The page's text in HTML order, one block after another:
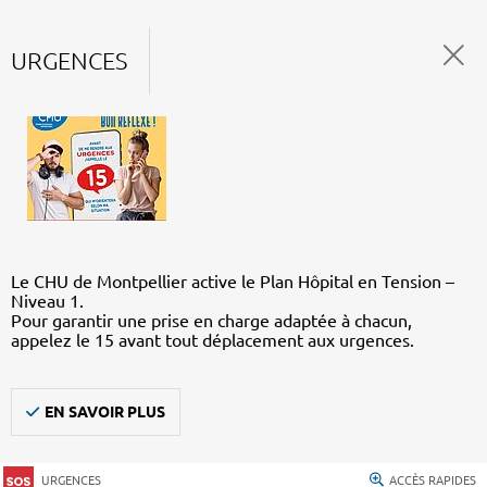
URGENCES
Le CHU de Montpellier active le Plan Hôpital en Tension –
Niveau 1.
Pour garantir une prise en charge adaptée à chacun,
appelez le 15 avant tout déplacement aux urgences.
EN SAVOIR PLUS
URGENCES ACCÈS RAPIDES